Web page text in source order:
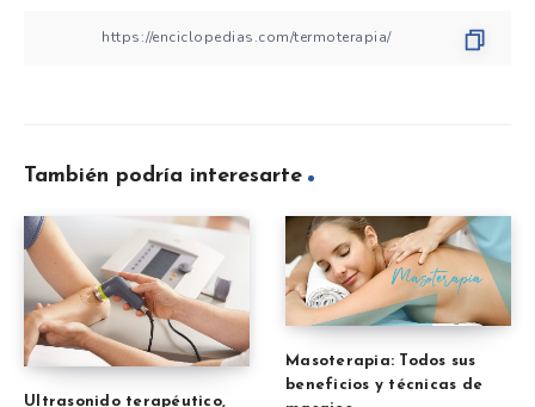
También podría interesarte
Ultrasonido terapéutico,
Masoterapia: Todos sus
beneficios y técnicas de